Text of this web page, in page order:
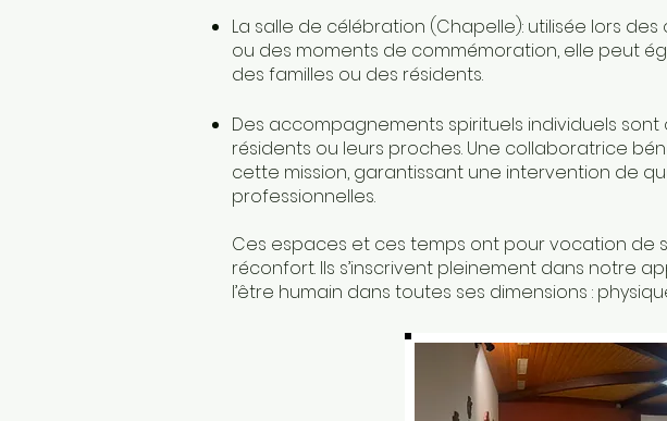
La salle de célébration (Chapelle): utilisée lors
ou des moments de commémoration, elle peut
des familles ou des résidents.
Des accompagnements spirituels individuels
résidents ou leurs proches. Une collaboratrice
cette mission, garantissant une intervention de
professionnelles.
Ces espaces et ces temps ont pour vocation de
réconfort. Ils s’inscrivent pleinement dans notre
l’être humain dans toutes ses dimensions :